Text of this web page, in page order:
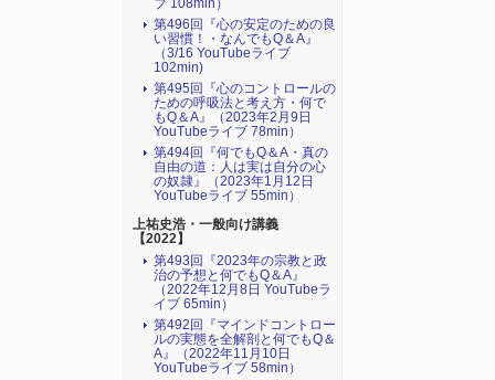
ブ 108min）
第496回『心の安定のための良
い習慣！・なんでもQ＆A』
（3/16 YouTubeライブ
102min)
第495回『心のコントロールの
ための呼吸法と考え方・何で
もQ＆A』（2023年2月9日
YouTubeライブ 78min）
第494回『何でもQ＆A・真の
自由の道：人は実は自分の心
の奴隷』（2023年1月12日
YouTubeライブ 55min）
上祐史浩・一般向け講義
【2022】
第493回『2023年の宗教と政
治の予想と何でもQ＆A』
（2022年12月8日 YouTubeラ
イブ 65min）
第492回『マインドコントロー
ルの実態を全解剖と何でもQ＆
A』（2022年11月10日
YouTubeライブ 58min）